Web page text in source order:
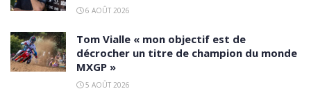
6 AOÛT 2026
Tom Vialle « mon objectif est de
décrocher un titre de champion du monde
MXGP »
5 AOÛT 2026